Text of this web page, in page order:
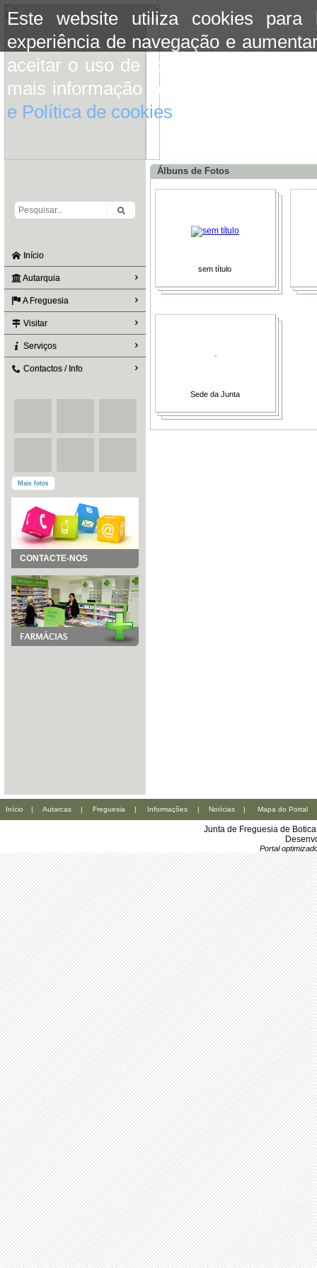
Este website utiliza cookies para
experiência de navegação e
aceitar o uso de cookies basta
mais informação consulte a
e Política de cookies
Início
Autarquia
A Freguesia
Visitar
Serviços
Contactos / Info
Mais fotos
CONTACTE-NOS
Álbuns de Fotos
sem título
Sede da Junta
Início | Autarcas | Freguesia | Informações | Notícias | Mapa do Portal
Junta de Freguesia de
Portal